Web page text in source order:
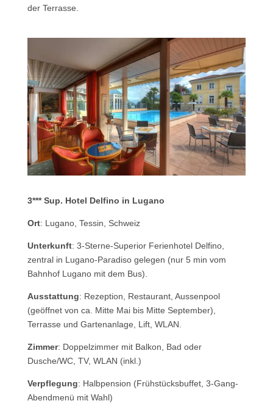
der Terrasse.
3*** Sup. Hotel Delfino in Lugano
Ort: Lugano, Tessin, Schweiz
Unterkunft: 3-Sterne-Superior Ferienhotel Delfino,
zentral in Lugano-Paradiso gelegen (nur 5 min vom
Bahnhof Lugano mit dem Bus).
Ausstattung: Rezeption, Restaurant, Aussenpool
(geöffnet von ca. Mitte Mai bis Mitte September),
Terrasse und Gartenanlage, Lift, WLAN.
Zimmer: Doppelzimmer mit Balkon, Bad oder
Dusche/WC, TV, WLAN (inkl.)
Verpflegung: Halbpension (Frühstücksbuffet, 3-Gang-
Abendmenü mit Wahl)